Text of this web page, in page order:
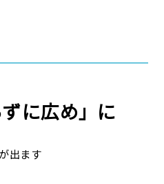
に広め」に
出ます